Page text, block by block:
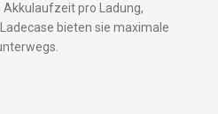
pro Ladung,
bieten sie maximale